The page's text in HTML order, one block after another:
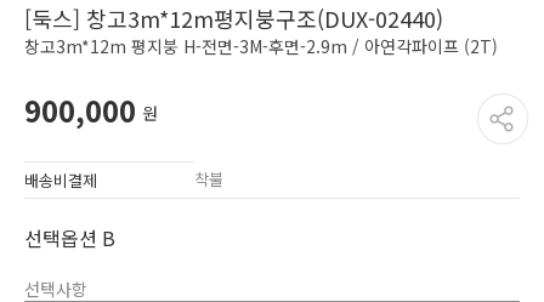
[둑스] 창고3m*12m평지붕구조(DUX-02440)
창고3m*12m 평지붕 H-전면-3M-후면-2.9m / 아연각파이프 (2T)
900,000 원
배송비결제 착불
선택옵션 B
선택사항